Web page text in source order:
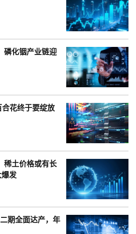
磷化铟产业链迎
花终于要绽放
稀土价格或有长
爆发
期全面达产，年